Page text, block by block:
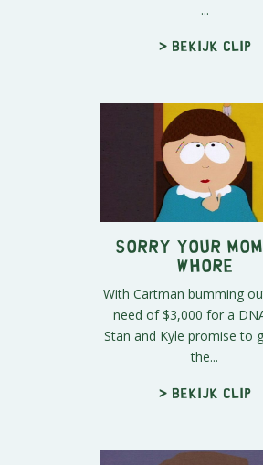
...
> Bekijk clip
Sorry Your
Whore
With Cartman bumming
need of $3,000 for a
Stan and Kyle promise to
the...
> Bekijk clip